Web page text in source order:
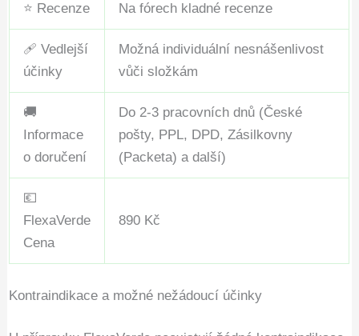
⭐ Recenze Na fórech kladné recenze
🩹 Vedlejší
účinky
Možná individuální nesnášenlivost
vůči složkám
🚚
Informace
o doručení
Do 2-3 pracovních dnů (České
pošty, PPL, DPD, Zásilkovny
(Packeta) a další)
💶
FlexaVerde
Cena
890 Kč
Kontraindikace a možné nežádoucí účinky